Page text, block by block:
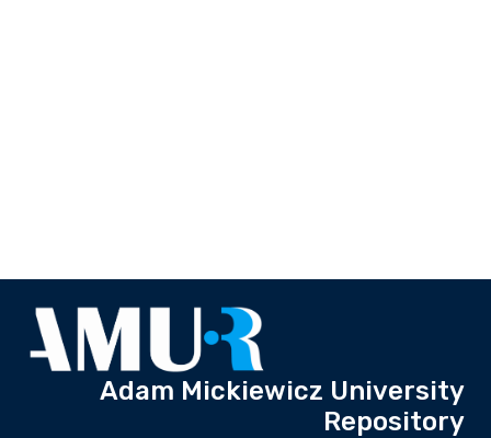
Adam Mickiewicz University
Repository